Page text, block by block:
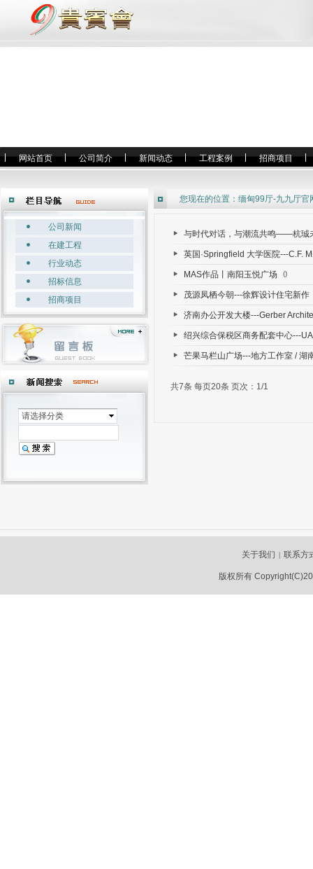
网站首页 公司简介 新闻动态 工程案例 招商项目
公司新闻
在建工程
行业动态
招标信息
招商项目
您现在的位置： 缅甸99厅-九九厅官
与时代对话，与潮流共鸣——杭珹
英国·Springfield 大学医院---C.F.
MAS作品丨南阳玉悦广场 ()
茂源凤栖今朝---徐辉设计住宅新作
济南办公开发大楼---Gerber
绍兴综合保税区商务配套中心---
芒果马栏山广场---地方工作室 / 湖
共7条 每页20条 页次：1/1
请选择分类
关于我们 | 联系方
版权所有